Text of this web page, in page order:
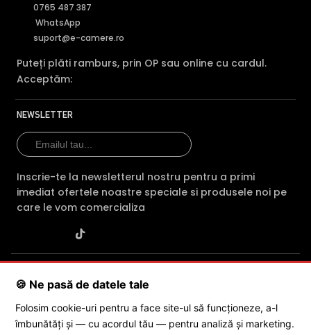
0765 487 387
WhatsApp
suport@e-camere.ro
Puteți plăti ramburs, prin OP sau online cu cardul.
Acceptăm:
NEWSLETTER
Inscrie-te la newsletterul nostru pentru a primi
imediat ofertele noastre speciale si produsele noi pe
care le vom comercializa
J2015001227161· Capital social: 200 RON · Sediu: Str. Petrache
🍪 Ne pasă de datele tale
Folosim cookie-uri pentru a face site-ul să funcționeze, a-l
îmbunătăți și — cu acordul tău — pentru analiză și marketing.